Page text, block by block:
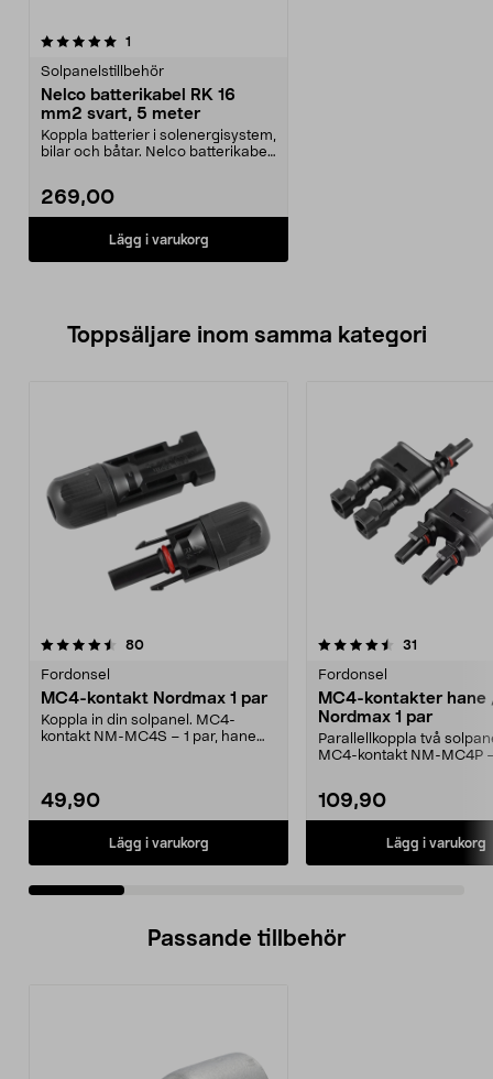
1
Solpanelstillbehör
Nelco batterikabel RK 16
mm2 svart, 5 meter
Koppla batterier i solenergisystem,
bilar och båtar. Nelco batterikabel
269,00
Lägg i varukorg
Toppsäljare inom samma kategori
80recensioner
Fordonsel
MC4-kontakt Nordmax 1 par
Koppla in din solpanel. MC4-
kontakt NM-MC4S – 1 par, hane
49,90
Lägg i varukorg
4.5 av 5 stjärnor 31
Fordonsel
MC4-kontakter hane
Nordmax 1 par
Parallellkoppla två
MC4-kontakt NM-MC4P
109,90
Lägg i varukorg
3.5 av 5 stjärnor
Passande tillbehör